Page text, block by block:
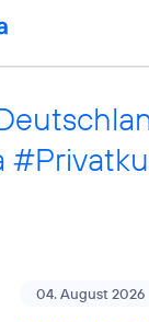
04. August 2026